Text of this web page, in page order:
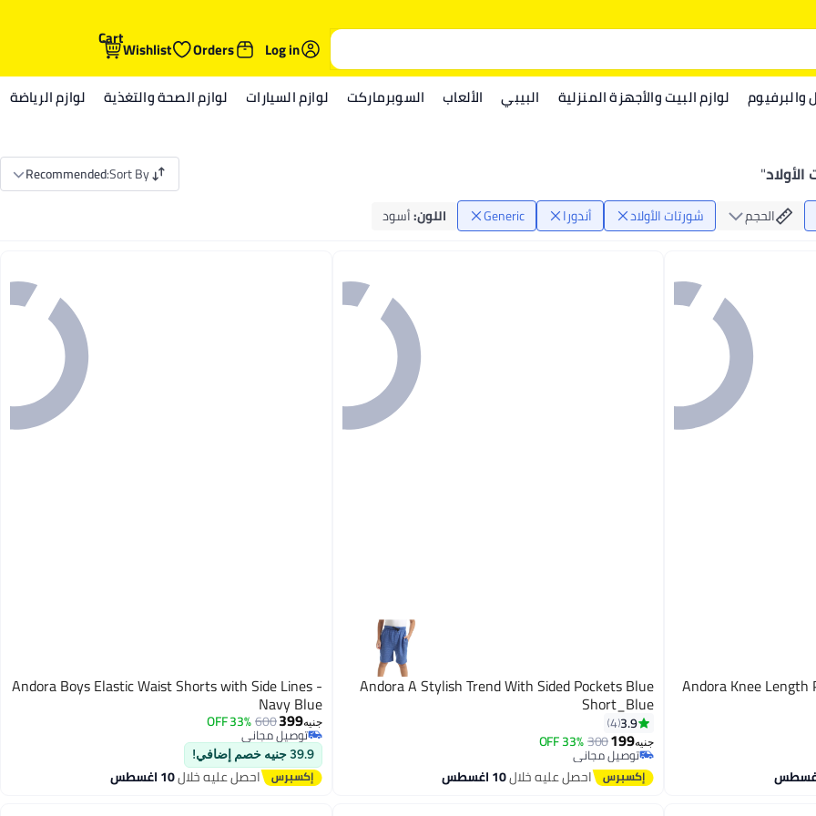
Log in
Orders
Wishlist
Cart
والبرفيوم لوازم البيت والأجهزة المنزلية البيبي الألعاب السوبرماركت لوازم السيارات لوازم الصحة والتغذية لوازم الرياضة
"
Sort By
:
Recommended
الحجم شورتات الأولاد أندورا Generic اللون:أسود
Andora Knee
8
Andora A Stylish Trend With Sided Pockets Blue
Short_Blue
3.9
4
جنيه199
300
33% OFF
توصيل مجاني
توصيل مجانياحصل عليه خلال10 اغسطس
2
Andora Boys Elastic Waist Shorts with Side Lines -
Navy Blue
جنيه399
600
33% OFF
توصيل مجاني
توصيل مجاني
39.9 جنيه خصم إضافي!
احصل عليه خلال10 اغسطس